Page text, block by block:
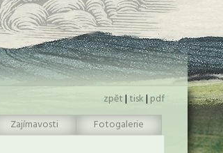
zpět|tisk|pdf
Zajímavosti Fotogalerie